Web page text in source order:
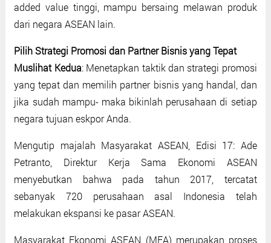
added value tinggi, mampu bersaing melawan produk
dari negara ASEAN lain.
Pilih Strategi Promosi dan Partner Bisnis yang Tepat
Muslihat Kedua: Menetapkan taktik dan strategi promosi
yang tepat dan memilih partner bisnis yang handal, dan
jika sudah mampu- maka bikinlah perusahaan di setiap
negara tujuan eskpor Anda.
Mengutip majalah Masyarakat ASEAN, Edisi 17: Ade
Petranto, Direktur Kerja Sama Ekonomi ASEAN
menyebutkan bahwa pada tahun 2017, tercatat
sebanyak 720 perusahaan asal Indonesia telah
melakukan ekspansi ke pasar ASEAN.
Masyarakat Ekonomi ASEAN (MEA) merupakan proses